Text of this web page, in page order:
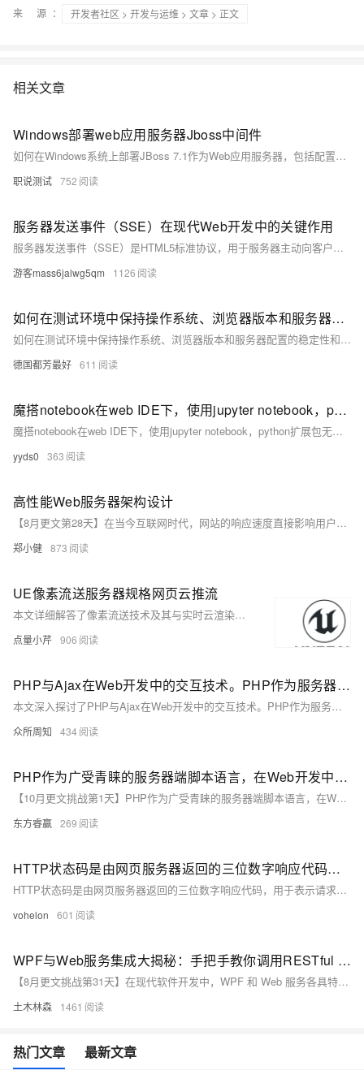
来 源：
开发者社区 > 开发与运维 > 文章 > 正文
相关文章
Windows部署web应用服务器Jboss中间件
如何在Windows系统上部署JBoss 7.1作为Web应用服务器，包括配置环境变量、自动部署WAR包、访问JBoss控制台、设置管理员账户以及修改端口和绑定地址等操作。
职说测试 752
服务器发送事件（SSE）在现代Web开发中的关键作用
服务器发送事件（SSE）是HTML5标准协议，用于服务器主动向客户端推送实时数据，适合单向通信场景。相比WebSocket，SSE更简洁高效，基于HTTP协议，具备自动重连、事件驱动等特性。常见应用场景包括实时通知、新闻推送、数据分析等。通过Apipost等工具可轻松调试SSE，助力开发者构建高效实时Web应用。示例中，电商平台利用SSE实现秒杀活动通知，显著减少延迟并简化架构。掌握SSE技术，能大幅提升用户体验与开发效率。
游客mass6jalwg5qm 1126
如何在测试环境中保持操作系统、浏览器版本和服务器配置的稳定性和一致性？
如何在测试环境中保持操作系统、浏览器版本和服务器配置的稳定性和一致性？
德国都芳最好 611
魔搭notebook在web IDE下，使用jupyter notebook，python扩展包无法更新升级
魔搭notebook在web IDE下，使用jupyter notebook，python扩展包无法更新升级，不升级无法使用，安装python扩展包的时候一直停留在installing
yyds0 363
高性能Web服务器架构设计
【8月更文第28天】在当今互联网时代，网站的响应速度直接影响用户体验和业务成功率。因此，构建一个高性能的Web服务器架构至关重要。本文将从硬件配置、软件架构以及网络设置三个方面探讨如何提高Web服务器的性能，并提供一些实际的代码示例。
郑小健 873
UE像素流送服务器规格网页云推流
本文详细解答了像素流送技术及其与实时云渲染的区别，并探讨了像素流送所需的服务器规格。像素流送技术使虚幻引擎应用能在云端运行并通过WebRTC将音视频流传输至终端设备，用户可通过键盘、鼠标等与应用互动。尽管两者在功能上相似，实时云渲染在视频流稳定性、长时间运行稳定性、端口安全、便捷性和兼容性等方面具有显著优势。文章还分析了影响服务器配置的因素，如并发数和显卡数量，最后介绍了实时云渲染网页推流的使用方法，强调其简便性和广泛适用性。
点量小芹 906
PHP与Ajax在Web开发中的交互技术。PHP作为服务器端脚本语言，处理数据和业务逻辑
本文深入探讨了PHP与Ajax在Web开发中的交互技术。PHP作为服务器端脚本语言，处理数据和业务逻辑；Ajax则通过异步请求实现页面无刷新更新。文中详细介绍了两者的工作原理、数据传输格式选择、具体实现方法及实际应用案例，如实时数据更新、表单验证与提交、动态加载内容等。同时，针对跨域问题、数据安全与性能优化提出了建议。总结指出，PHP与Ajax的结合能显著提升Web应用的效率和用户体验。
众所周知 434
PHP作为广受青睐的服务器端脚本语言，在Web开发中占据重要地位。理解其垃圾回收机制有助于开发高效稳定的PHP应用。
【10月更文挑战第1天】PHP作为广受青睐的服务器端脚本语言，在Web开发中占据重要地位。其垃圾回收机制包括引用计数与循环垃圾回收，对提升应用性能和稳定性至关重要。本文通过具体案例分析，详细探讨PHP垃圾回收机制的工作原理，特别是如何解决循环引用问题。在PHP 8中，垃圾回收机制得到进一步优化，提高了效率和准确性。理解这些机制有助于开发高效稳定的PHP应用。
东方睿赢 269
HTTP状态码是由网页服务器返回的三位数字响应代码，用于表示请求的处理结果和状态
HTTP状态码是由网页服务器返回的三位数字响应代码，用于表示请求的处理结果和状态
vohelon 601
WPF与Web服务集成大揭秘：手把手教你调用RESTful API，客户端与服务器端优劣对比全解析！
【8月更文挑战第31天】在现代软件开发中，WPF 和 Web 服务各具特色。WPF 以其出色的界面展示能力受到欢迎，而 Web 服务则凭借跨平台和易维护性在互联网应用中占有一席之地。本文探讨了 WPF 如何通过 HttpClient 类调用 RESTful API，并展示了基于 ASP.NET Core 的 Web 服务如何实现同样的功能。通过对比分析，揭示了两者各自的优缺点：WPF 客户端直接处理数据，减轻服务器负担，但需处理网络异常；Web 服务则能利用服务器端功能如缓存和权限验证，但可能增加服务器负载。希望本文能帮助开发者根据具体需求选择合适的技术方案。
土木林森 1461
热门文章 最新文章